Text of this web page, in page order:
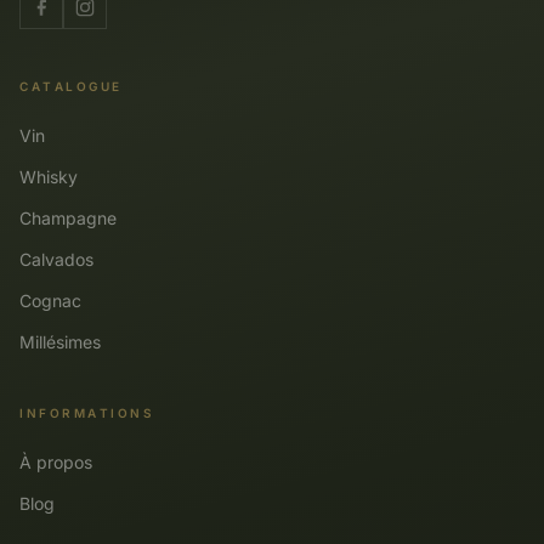
CATALOGUE
Vin
Whisky
Champagne
Calvados
Cognac
Millésimes
INFORMATIONS
À propos
Blog